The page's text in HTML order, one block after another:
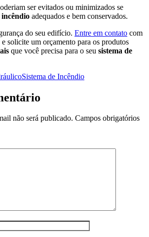
ser evitados ou minimizados se
incêndio adequados e bem conservados.
do seu edifício. Entre em contato com
e solicite um orçamento para os produtos
que você precisa para o seu sistema de
Sistema de Incêndio
não será publicado. Campos obrigatórios